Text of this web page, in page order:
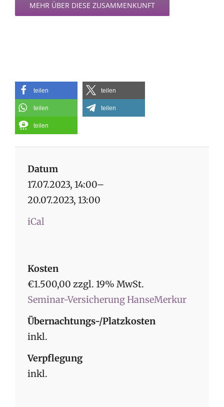
MEHR ÜBER DIESE ZUSAMMENKUNFT
teilen teilen
teilen teilen
teilen
Datum
17.07.2023, 14:00–
20.07.2023, 13:00
iCal
Kosten
€1.500,00 zzgl. 19% MwSt.
Seminar-Versicherung HanseMerkur
Übernachtungs-/Platzkosten
inkl.
Verpflegung
inkl.